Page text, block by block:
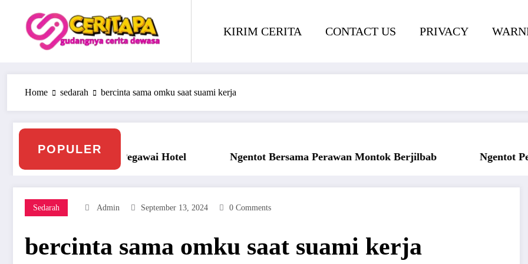
KIRIM CERITA CONTACT US PRIVACY
Home sedarah bercinta sama omku saat suami kerja
POPULER
Ngentot Bersama Perawan Montok Berjilbab Ngentot Perawam Sampai Berdarah Ketahuan
Sedarah Admin September 13, 2024 0 Comments
bercinta sama omku saat suami kerja